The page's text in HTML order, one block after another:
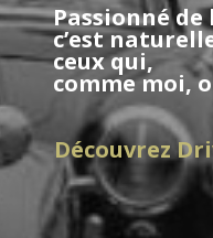
Passionné
c’est
ceux qui,
comme moi,
Découvrez